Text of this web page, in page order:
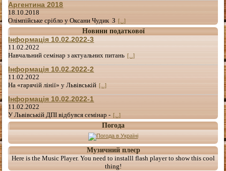
Аргентина 2018
18.10.2018
Олімпійське срібло у Оксани Чудик З
[...]
Новини податкової
Інформація 10.02.2022-3
11.02.2022
Навчальний семінар з актуальних питань [...]
Інформація 10.02.2022-2
11.02.2022
На «гарячій лінії» у Львівській [...]
Інформація 10.02.2022-1
11.02.2022
У Львівській ДПІ відбувся семінар - [...]
Погода
Музичний плеєр
Here is the Music Player. You need to installl flash player to show this cool
thing!